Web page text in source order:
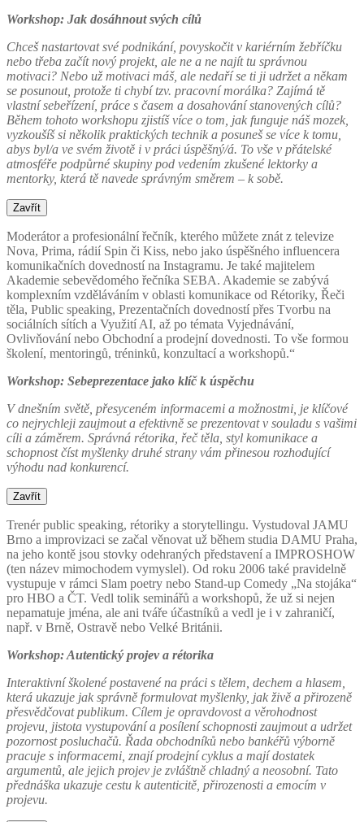
Workshop: Jak dosáhnout svých cílů
Chceš nastartovat své podnikání, povyskočit v kariérním žebříčku
nebo třeba začít nový projekt, ale ne a ne najít tu správnou
motivaci? Nebo už motivaci máš, ale nedaří se ti ji udržet a někam
se posunout, protože ti chybí tzv. pracovní morálka? Zajímá tě
vlastní sebeřízení, práce s časem a dosahování stanovených cílů?
Během tohoto workshopu zjistíš více o tom, jak funguje náš mozek,
vyzkoušíš si několik praktických technik a posuneš se více k tomu,
abys byl/a ve svém životě i v práci úspěšný/á. To vše v přátelské
atmosféře podpůrné skupiny pod vedením zkušené lektorky a
mentorky, která tě navede správným směrem – k sobě.
Zavřít
Moderátor a profesionální řečník, kterého můžete znát z televize
Nova, Prima, rádií Spin či Kiss, nebo jako úspěšného influencera
komunikačních dovedností na Instagramu. Je také majitelem
Akademie sebevědomého řečníka SEBA. Akademie se zabývá
komplexním vzděláváním v oblasti komunikace od Rétoriky, Řeči
těla, Public speaking, Prezentačních dovedností přes Tvorbu na
sociálních sítích a Využití AI, až po témata Vyjednávání,
Ovlivňování nebo Obchodní a prodejní dovednosti. To vše formou
školení, mentoringů, tréninků, konzultací a workshopů.“
Workshop: Sebeprezentace jako klíč k úspěchu
V dnešním světě, přesyceném informacemi a možnostmi, je klíčové
co nejrychleji zaujmout a efektivně se prezentovat v souladu s vašimi
cíli a záměrem. Správná rétorika, řeč těla, styl komunikace a
schopnost číst myšlenky druhé strany vám přinesou rozhodující
výhodu nad konkurencí.
Zavřít
Trenér public speaking, rétoriky a storytellingu. Vystudoval JAMU
Brno a improvizaci se začal věnovat už během studia DAMU Praha,
na jeho kontě jsou stovky odehraných představení a IMPROSHOW
(ten název mimochodem vymyslel). Od roku 2006 také pravidelně
vystupuje v rámci Slam poetry nebo Stand-up Comedy „Na stojáka“
pro HBO a ČT. Vedl tolik seminářů a workshopů, že už si nejen
nepamatuje jména, ale ani tváře účastníků a vedl je i v zahraničí,
např. v Brně, Ostravě nebo Velké Británii.
Workshop: Autentický projev a rétorika
Interaktivní školené postavené na práci s tělem, dechem a hlasem,
která ukazuje jak správně formulovat myšlenky, jak živě a přirozeně
přesvědčovat publikum. Cílem je opravdovost a věrohodnost
projevu, jistota vystupování a posílení schopnosti zaujmout a udržet
pozornost posluchačů. Řada obchodníků nebo bankéřů výborně
pracuje s informacemi, znají prodejní cyklus a mají dostatek
argumentů, ale jejich projev je zvláštně chladný a neosobní. Tato
přednáška ukazuje cestu k autenticitě, přirozenosti a emocím v
projevu.